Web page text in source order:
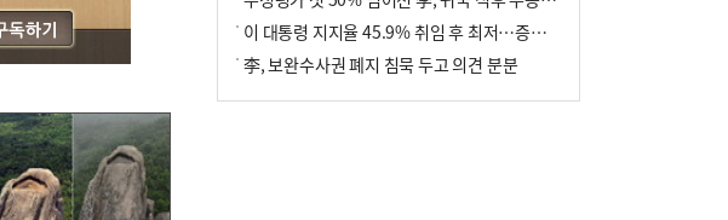
이 대통령 지지율 45.9% 취임 후 최저…증시 폭락·연임 개헌 논란 영향
李, 보완수사권 폐지 침묵 두고 의견 분분